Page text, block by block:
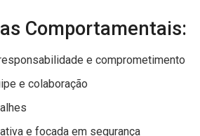
Comportamentais:
e comprometimento
e colaboração
e focada em segurança